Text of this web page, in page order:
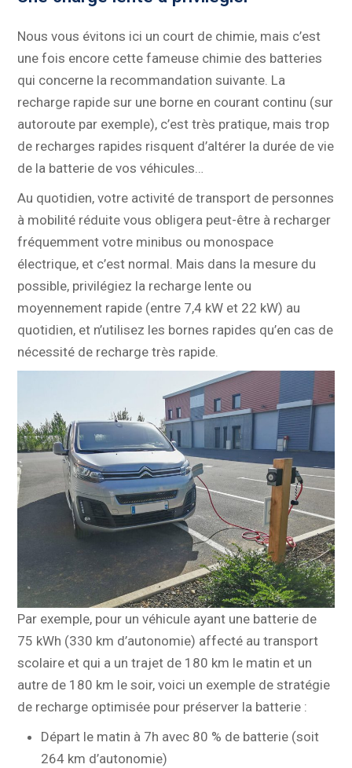
Nous vous évitons ici un court de chimie, mais c’est
une fois encore cette fameuse chimie des batteries
qui concerne la recommandation suivante. La
recharge rapide sur une borne en courant continu (sur
autoroute par exemple), c’est très pratique, mais trop
de recharges rapides risquent d’altérer la durée de vie
de la batterie de vos véhicules…
Au quotidien, votre activité de transport de personnes
à mobilité réduite vous obligera peut-être à recharger
fréquemment votre minibus ou monospace
électrique, et c’est normal. Mais dans la mesure du
possible, privilégiez la recharge lente ou
moyennement rapide (entre 7,4 kW et 22 kW) au
quotidien, et n’utilisez les bornes rapides qu’en cas de
nécessité de recharge très rapide.
Par exemple, pour un véhicule ayant une batterie de
75 kWh (330 km d’autonomie) affecté au transport
scolaire et qui a un trajet de 180 km le matin et un
autre de 180 km le soir, voici un exemple de stratégie
de recharge optimisée pour préserver la batterie :
Départ le matin à 7h avec 80 % de batterie (soit
264 km d’autonomie)